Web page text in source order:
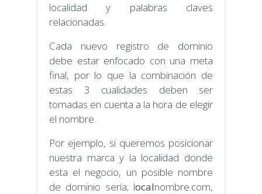
localidad y palabras claves
relacionadas.
Cada nuevo registro de dominio
debe estar enfocado con una meta
final, por lo que la combinación de
estas 3 cualidades deben ser
tomadas en cuenta a la hora de elegir
el nombre.
Por ejemplo, si queremos posicionar
nuestra marca y la localidad donde
esta el negocio, un posible nombre
de dominio sería; localnombre.com,